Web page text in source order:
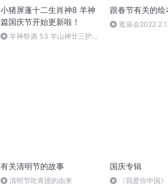
小猪屏蓬十二生肖神8 羊神
篇国庆节开始更新啦！
羊神祭酒 53 羊山神廿三护祭
跟春节有关的绘
逛庙会
有关清明节的故事
清明节吃青团的由来
国庆专辑
《我爱你中国》